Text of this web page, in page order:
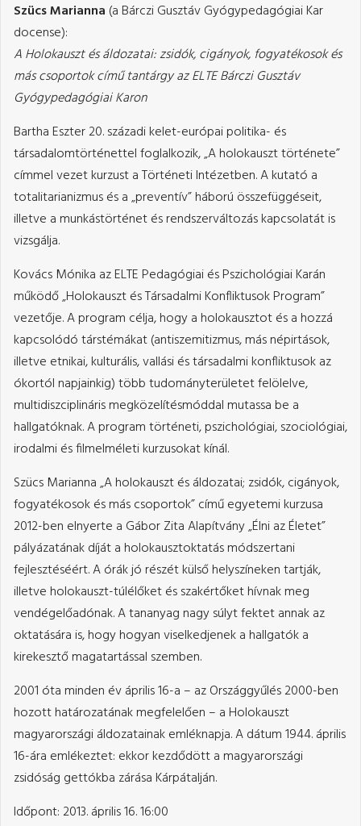
Szücs Marianna (a Bárczi Gusztáv Gyógypedagógiai Kar
docense):
A Holokauszt és áldozatai: zsidók, cigányok, fogyatékosok és
más csoportok című tantárgy az ELTE Bárczi Gusztáv
Gyógypedagógiai Karon
Bartha Eszter 20. századi kelet-európai politika- és
társadalomtörténettel foglalkozik, „A holokauszt története”
címmel vezet kurzust a Történeti Intézetben. A kutató a
totalitarianizmus és a „preventív” háború összefüggéseit,
illetve a munkástörténet és rendszerváltozás kapcsolatát is
vizsgálja.
Kovács Mónika az ELTE Pedagógiai és Pszichológiai Karán
működő „Holokauszt és Társadalmi Konfliktusok Program”
vezetője. A program célja, hogy a holokausztot és a hozzá
kapcsolódó társtémákat (antiszemitizmus, más népirtások,
illetve etnikai, kulturális, vallási és társadalmi konfliktusok az
ókortól napjainkig) több tudományterületet felölelve,
multidiszciplináris megközelítésmóddal mutassa be a
hallgatóknak. A program történeti, pszichológiai, szociológiai,
irodalmi és filmelméleti kurzusokat kínál.
Szücs Marianna „A holokauszt és áldozatai; zsidók, cigányok,
fogyatékosok és más csoportok” című egyetemi kurzusa
2012-ben elnyerte a Gábor Zita Alapítvány „Élni az Életet”
pályázatának díját a holokausztoktatás módszertani
fejlesztéséért. A órák jó részét külső helyszíneken tartják,
illetve holokauszt-túlélőket és szakértőket hívnak meg
vendégelőadónak. A tananyag nagy súlyt fektet annak az
oktatására is, hogy hogyan viselkedjenek a hallgatók a
kirekesztő magatartással szemben.
2001 óta minden év április 16-a – az Országgyűlés 2000-ben
hozott határozatának megfelelően – a Holokauszt
magyarországi áldozatainak emléknapja. A dátum 1944. április
16-ára emlékeztet: ekkor kezdődött a magyarországi
zsidóság gettókba zárása Kárpátalján.
Időpont: 2013. április 16. 16:00